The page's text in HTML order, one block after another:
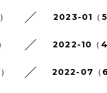
2023-01（5
2022-10（4
2022-07（6